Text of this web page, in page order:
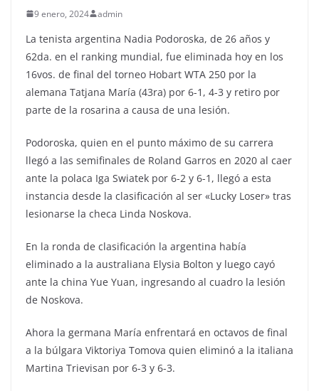
9 enero, 2024 admin
La tenista argentina Nadia Podoroska, de 26 años y
62da. en el ranking mundial, fue eliminada hoy en los
16vos. de final del torneo Hobart WTA 250 por la
alemana Tatjana María (43ra) por 6-1, 4-3 y retiro por
parte de la rosarina a causa de una lesión.
Podoroska, quien en el punto máximo de su carrera
llegó a las semifinales de Roland Garros en 2020 al caer
ante la polaca Iga Swiatek por 6-2 y 6-1, llegó a esta
instancia desde la clasificación al ser «Lucky Loser» tras
lesionarse la checa Linda Noskova.
En la ronda de clasificación la argentina había
eliminado a la australiana Elysia Bolton y luego cayó
ante la china Yue Yuan, ingresando al cuadro la lesión
de Noskova.
Ahora la germana María enfrentará en octavos de final
a la búlgara Viktoriya Tomova quien eliminó a la italiana
Martina Trievisan por 6-3 y 6-3.